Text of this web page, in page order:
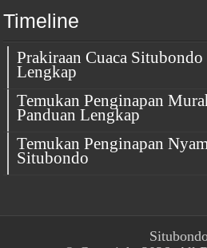
Timeline
Prakiraan Cuaca
Lengkap
Temukan Penginapan
Panduan Lengkap
Temukan Penginapan
Situbondo